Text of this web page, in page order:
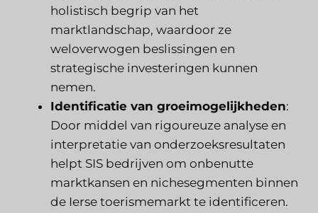
holistisch begrip van het
marktlandschap, waardoor ze
weloverwogen beslissingen en
strategische investeringen kunnen
nemen.
Identificatie van groeimogelijkheden:
Door middel van rigoureuze analyse en
interpretatie van onderzoeksresultaten
helpt SIS bedrijven om onbenutte
marktkansen en nichesegmenten binnen
de Ierse toerismemarkt te identificeren.